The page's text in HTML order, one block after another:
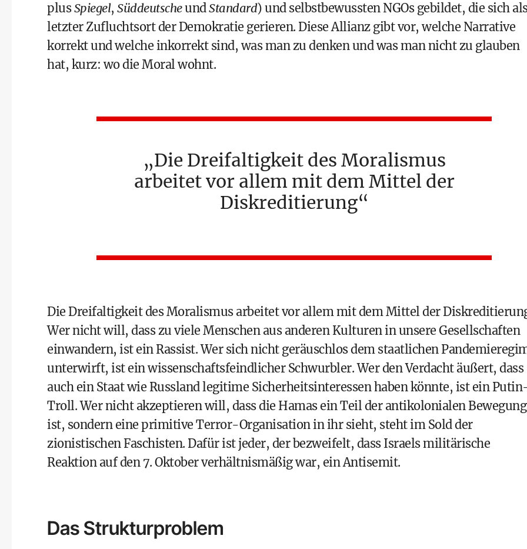
plusSpiegel, SüddeutscheundStandard) und selbstbewussten NGOs gebildet, die sich
letzter Zufluchtsort der Demokratie gerieren. Diese Allianz gibt vor, welche Narrative
korrekt und welche inkorrekt sind, was man zu denken und was man nicht zu glauben
hat, kurz: wo die Moral wohnt.
Die Dreifaltigkeit des Moralismus
arbeitet vor allem mit dem Mittel der
Diskreditierung
Die Dreifaltigkeit des Moralismus arbeitet vor allem mit dem Mittel der
Wer nicht will, dass zu viele Menschen aus anderen Kulturen in unsere Gesellschaften
einwandern, ist ein Rassist. Wer sich nicht geräuschlos dem staatlichen
unterwirft, ist ein wissenschaftsfeindlicher Schwurbler. Wer den Verdacht äußert, dass
auch ein Staat wie Russland legitime Sicherheitsinteressen haben könnte, ist ein
Troll. Wer nicht akzeptieren will, dass die Hamas ein Teil der antikolonialen Bewegung
ist, sondern eine primitive Terror-Organisation in ihr sieht, steht im Sold der
zionistischen Faschisten. Dafür ist jeder, der bezweifelt, dass Israels militärische
Reaktion auf den 7. Oktober verhältnismäßig war, ein Antisemit.
Das Strukturproblem